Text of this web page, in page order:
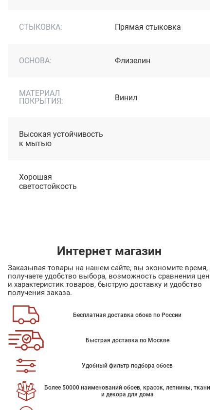
СТЫКОВКА: Прямая стыковка
ОСНОВА: Флизелин
МАТЕРИАЛ
ПОКРЫТИЯ:
Винил
Высокая устойчивость
к мытью
Хорошая
светостойкость
Интернет магазин
Заказывая товары на нашем сайте, вы экономите время,
получаете удобство выбора, возможность сравнения цен
и характеристик товаров, быструю доставку и удобство
получения заказа.
Бесплатная доставка обоев по России
Быстрая доставка по Москве
Удобный фильтр подбора обоев
Более 50000 наименований обоев, красок, лепнины, ткани
и декора для дома